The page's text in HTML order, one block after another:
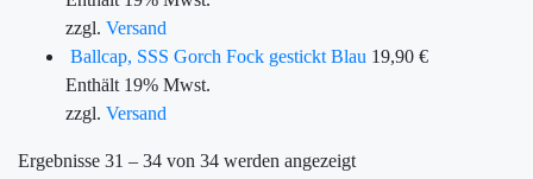
zzgl. Versand
Ballcap, SSS Gorch Fock gestickt Blau 19,90 €
Enthält 19% Mwst.
zzgl. Versand
Ergebnisse 31 – 34 von 34 werden angezeigt